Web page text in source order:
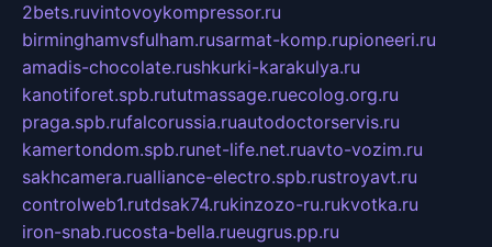
2bets.ruvintovoykompressor.ru
birminghamvsfulham.rusarmat-komp.rupioneeri.ru
amadis-chocolate.rushkurki-karakulya.ru
kanotiforet.spb.rututmassage.ruecolog.org.ru
praga.spb.rufalcorussia.ruautodoctorservis.ru
kamertondom.spb.runet-life.net.ruavto-vozim.ru
sakhcamera.rualliance-electro.spb.rustroyavt.ru
controlweb1.rutdsak74.rukinzozo-ru.rukvotka.ru
iron-snab.rucosta-bella.rueugrus.pp.ru